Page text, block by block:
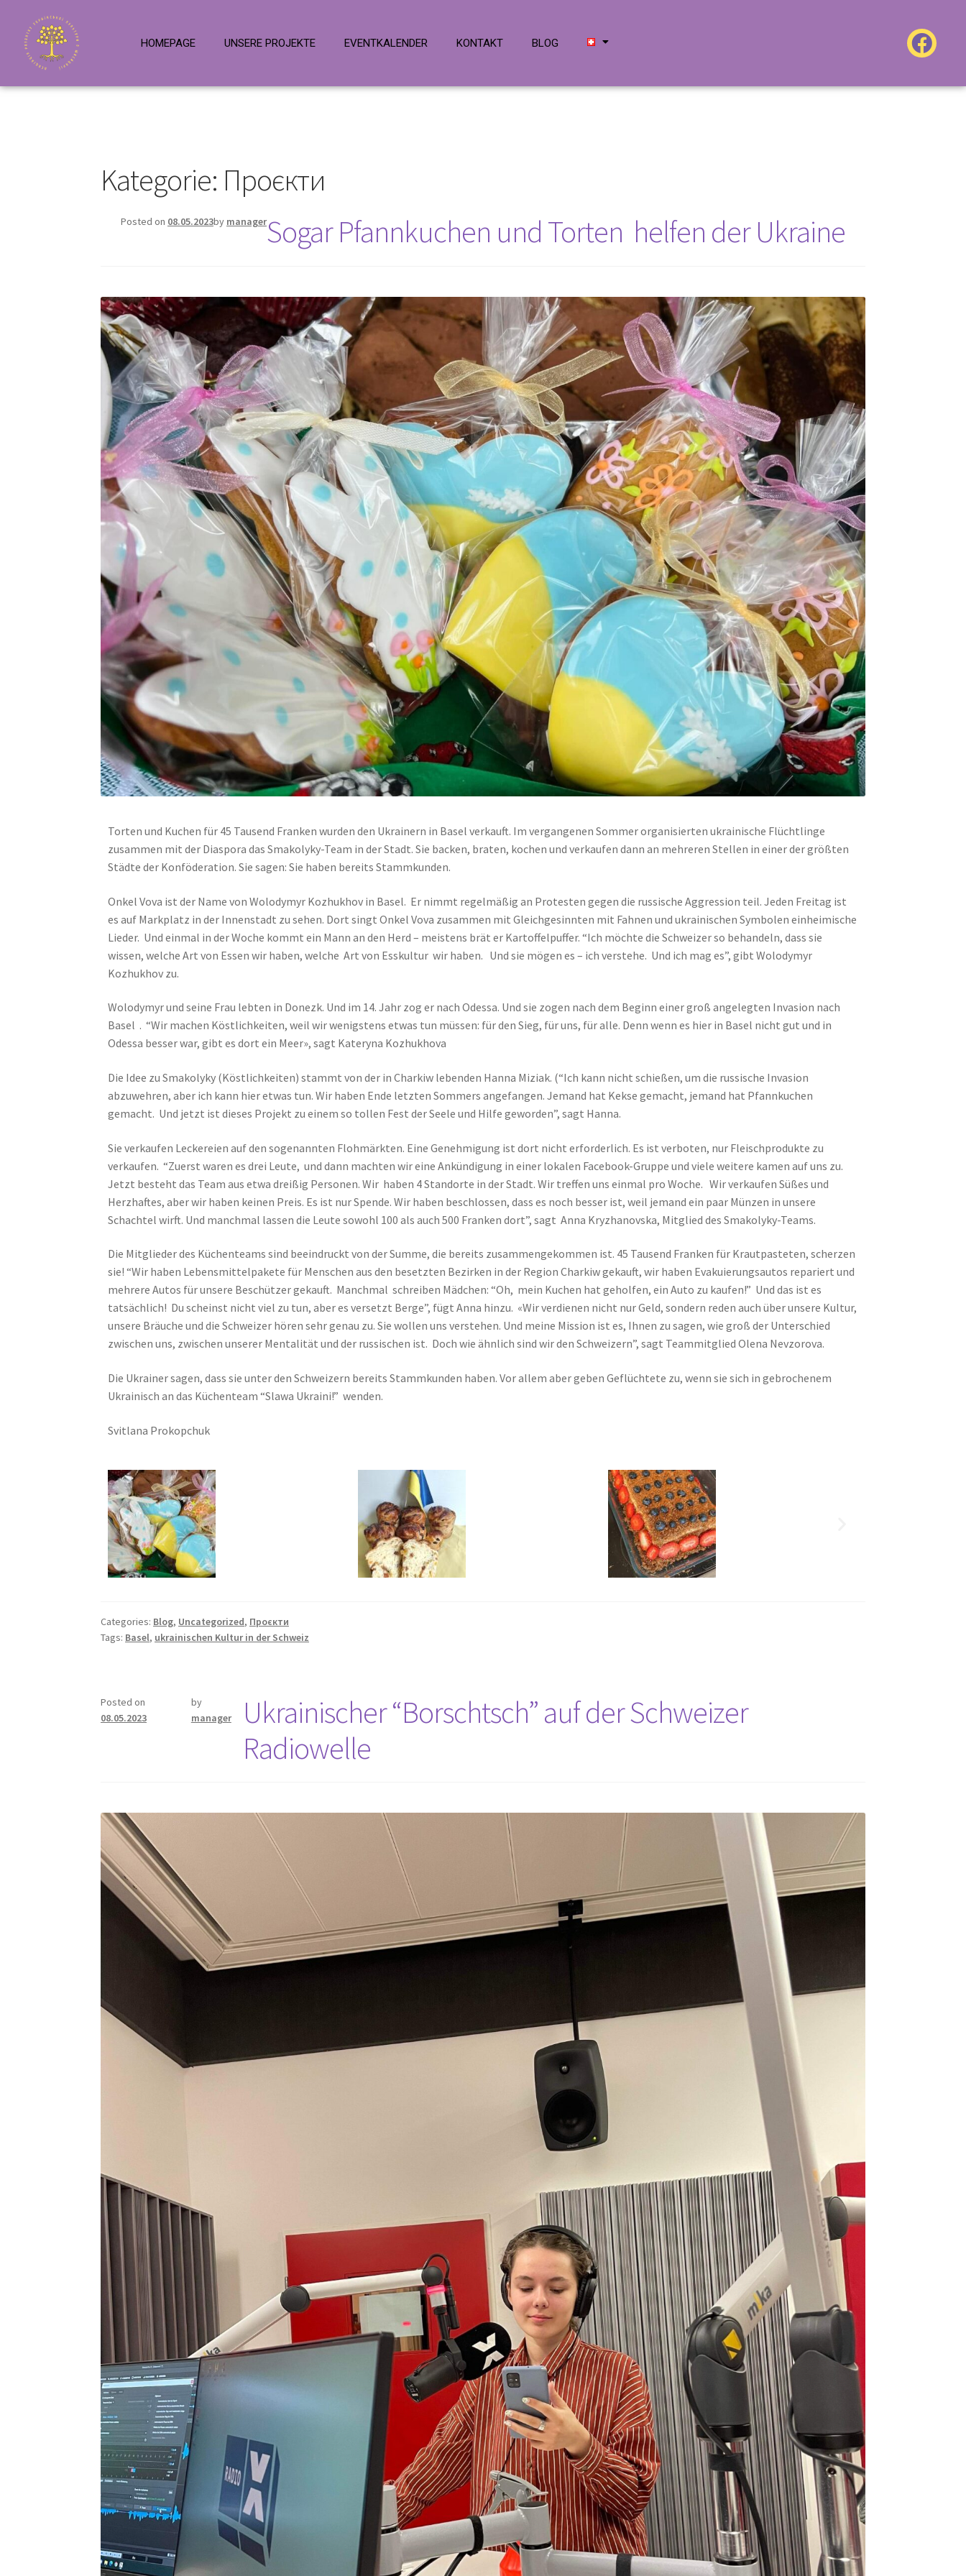
HOMEPAGE UNSERE PROJEKTE EVENTKALENDER KONTAKT BLOG
Kategorie: Проєкти
Posted on 08.05.2023by managerSogar Pfannkuchen und Torten helfen der Ukraine
Torten und Kuchen für 45 Tausend Franken wurden den Ukrainern in Basel verkauft. Im vergangenen Sommer organisierten ukrainische Flüchtlinge
zusammen mit der Diaspora das Smakolyky-Team in der Stadt. Sie backen, braten, kochen und verkaufen dann an mehreren Stellen in einer der größten
Städte der Konföderation. Sie sagen: Sie haben bereits Stammkunden.
Onkel Vova ist der Name von Wolodymyr Kozhukhov in Basel. Er nimmt regelmäßig an Protesten gegen die russische Aggression teil. Jeden Freitag ist
es auf Markplatz in der Innenstadt zu sehen. Dort singt Onkel Vova zusammen mit Gleichgesinnten mit Fahnen und ukrainischen Symbolen einheimische
Lieder. Und einmal in der Woche kommt ein Mann an den Herd – meistens brät er Kartoffelpuffer. “Ich möchte die Schweizer so behandeln, dass sie
wissen, welche Art von Essen wir haben, welche Art von Esskultur wir haben. Und sie mögen es – ich verstehe. Und ich mag es”, gibt Wolodymyr
Kozhukhov zu.
Wolodymyr und seine Frau lebten in Donezk. Und im 14. Jahr zog er nach Odessa. Und sie zogen nach dem Beginn einer groß angelegten Invasion nach
Basel . “Wir machen Köstlichkeiten, weil wir wenigstens etwas tun müssen: für den Sieg, für uns, für alle. Denn wenn es hier in Basel nicht gut und in
Odessa besser war, gibt es dort ein Meer», sagt Kateryna Kozhukhova
Die Idee zu Smakolyky (Köstlichkeiten) stammt von der in Charkiw lebenden Hanna Miziak. (“Ich kann nicht schießen, um die russische Invasion
abzuwehren, aber ich kann hier etwas tun. Wir haben Ende letzten Sommers angefangen. Jemand hat Kekse gemacht, jemand hat Pfannkuchen
gemacht. Und jetzt ist dieses Projekt zu einem so tollen Fest der Seele und Hilfe geworden”, sagt Hanna.
Sie verkaufen Leckereien auf den sogenannten Flohmärkten. Eine Genehmigung ist dort nicht erforderlich. Es ist verboten, nur Fleischprodukte zu
verkaufen. “Zuerst waren es drei Leute, und dann machten wir eine Ankündigung in einer lokalen Facebook-Gruppe und viele weitere kamen auf uns zu.
Jetzt besteht das Team aus etwa dreißig Personen. Wir haben 4 Standorte in der Stadt. Wir treffen uns einmal pro Woche. Wir verkaufen Süßes und
Herzhaftes, aber wir haben keinen Preis. Es ist nur Spende. Wir haben beschlossen, dass es noch besser ist, weil jemand ein paar Münzen in unsere
Schachtel wirft. Und manchmal lassen die Leute sowohl 100 als auch 500 Franken dort”, sagt Anna Kryzhanovska, Mitglied des Smakolyky-Teams.
Die Mitglieder des Küchenteams sind beeindruckt von der Summe, die bereits zusammengekommen ist. 45 Tausend Franken für Krautpasteten, scherzen
sie! “Wir haben Lebensmittelpakete für Menschen aus den besetzten Bezirken in der Region Charkiw gekauft, wir haben Evakuierungsautos repariert und
mehrere Autos für unsere Beschützer gekauft. Manchmal schreiben Mädchen: “Oh, mein Kuchen hat geholfen, ein Auto zu kaufen!” Und das ist es
tatsächlich! Du scheinst nicht viel zu tun, aber es versetzt Berge”, fügt Anna hinzu. «Wir verdienen nicht nur Geld, sondern reden auch über unsere Kultur,
unsere Bräuche und die Schweizer hören sehr genau zu. Sie wollen uns verstehen. Und meine Mission ist es, Ihnen zu sagen, wie groß der Unterschied
zwischen uns, zwischen unserer Mentalität und der russischen ist. Doch wie ähnlich sind wir den Schweizern”, sagt Teammitglied Olena Nevzorova.
Die Ukrainer sagen, dass sie unter den Schweizern bereits Stammkunden haben. Vor allem aber geben Geflüchtete zu, wenn sie sich in gebrochenem
Ukrainisch an das Küchenteam “Slawa Ukraini!” wenden.
Svitlana Prokopchuk
Categories: Blog, Uncategorized, Проєкти
Tags: Basel, ukrainischen Kultur in der Schweiz
Posted on
08.05.2023
by
manager
Ukrainischer “Borschtsch” auf der Schweizer
Radiowelle